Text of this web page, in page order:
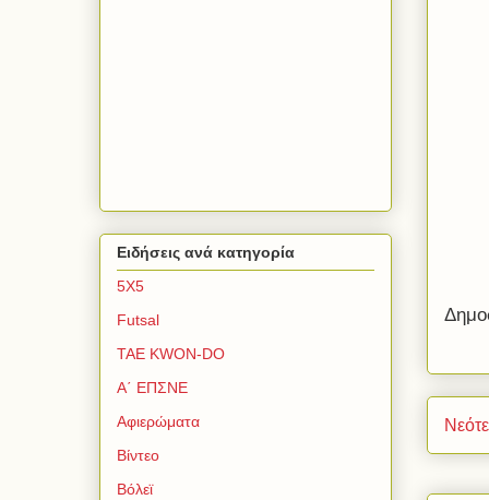
Ειδήσεις ανά κατηγορία
5Χ5
Futsal
TAE KWON-DO
Α΄ ΕΠΣΝΕ
Αφιερώματα
Βίντεο
Βόλεϊ